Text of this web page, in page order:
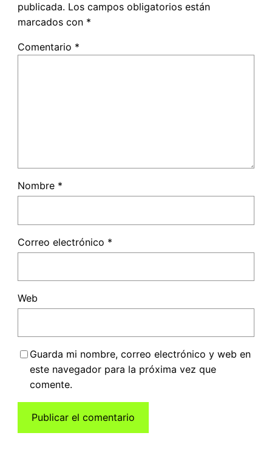
publicada. Los campos obligatorios están
marcados con *
Comentario *
Nombre *
Correo electrónico *
Web
Guarda mi nombre, correo electrónico y web en
este navegador para la próxima vez que
comente.